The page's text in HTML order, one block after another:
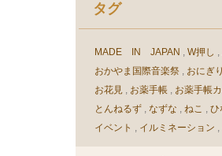
デザイン(素材)(11)
パスポートカバー(1)
ビニール(24)
ビニール加工(30)
タグ
MADE IN JAPAN W押し
おかやま国際音楽祭
おにぎり
お花見
お薬手帳 お薬手帳
とんねるず
なずな ねこ ひ
イベント
イルミネーション